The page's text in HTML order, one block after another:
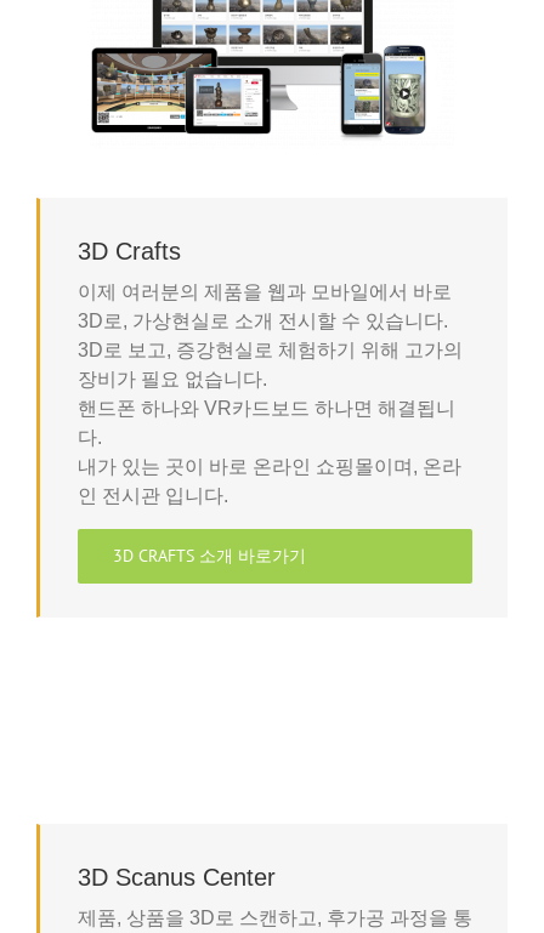
3D Crafts
이제 여러분의 제품을 웹과 모바일에서 바로
3D로, 가상현실로 소개 전시할 수 있습니다.
3D로 보고, 증강현실로 체험하기 위해 고가의
장비가 필요 없습니다.
핸드폰 하나와 VR카드보드 하나면 해결됩니
다.
내가 있는 곳이 바로 온라인 쇼핑몰이며, 온라
인 전시관 입니다.
3D CRAFTS 소개 바로가기
3D Scanus Center
제품, 상품을 3D로 스캔하고, 후가공 과정을 통